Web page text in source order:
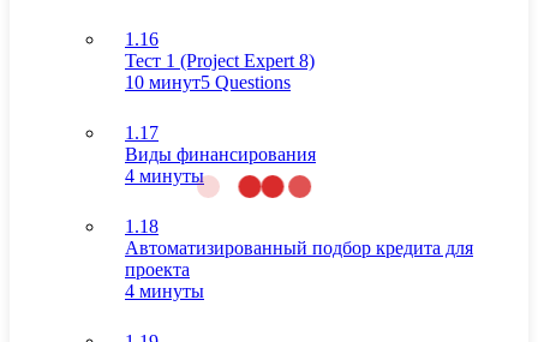
1.16
Тест 1 (Project Expert 8)
10 минут5 Questions
1.17
Виды финансирования
4 минуты
1.18
Автоматизированный подбор кредита для
проекта
4 минуты